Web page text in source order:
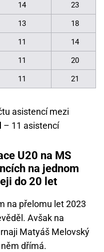
14 23
13 18
11 14
11 20
11 21
asistencí mezi
– 11 asistencí
U20 na MS
na jednom
do 20 let
na přelomu let 2023
Avšak na
Matyáš Melovský
dřímá.